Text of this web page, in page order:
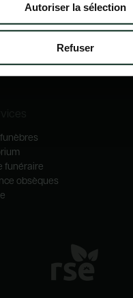
Autoriser la sélection
Refuser
funéraire
obsèques